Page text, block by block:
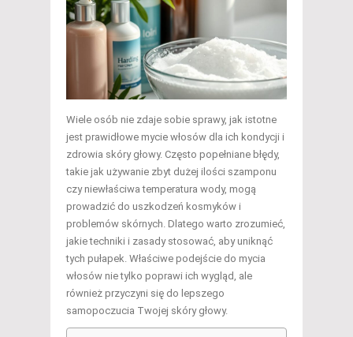
Wiele osób nie zdaje sobie sprawy, jak istotne
jest prawidłowe mycie włosów dla ich kondycji i
zdrowia skóry głowy. Często popełniane błędy,
takie jak używanie zbyt dużej ilości szamponu
czy niewłaściwa temperatura wody, mogą
prowadzić do uszkodzeń kosmyków i
problemów skórnych. Dlatego warto zrozumieć,
jakie techniki i zasady stosować, aby uniknąć
tych pułapek. Właściwe podejście do mycia
włosów nie tylko poprawi ich wygląd, ale
również przyczyni się do lepszego
samopoczucia Twojej skóry głowy.